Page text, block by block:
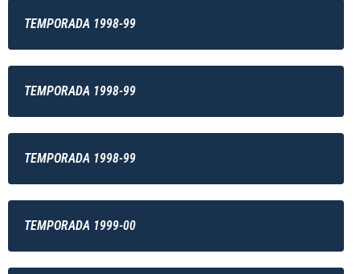
TEMPORADA 1998-99
TEMPORADA 1998-99
TEMPORADA 1998-99
TEMPORADA 1999-00